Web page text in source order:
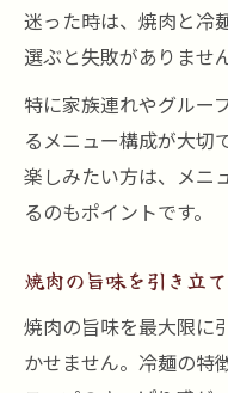
迷った時は、焼肉と冷
選ぶと失敗がありませ
特に家族連れやグルー
るメニュー構成が大切
楽しみたい方は、メニ
るのもポイントです。
焼肉の旨味を引き立
焼肉の旨味を最大限に
かせません。冷麺の特